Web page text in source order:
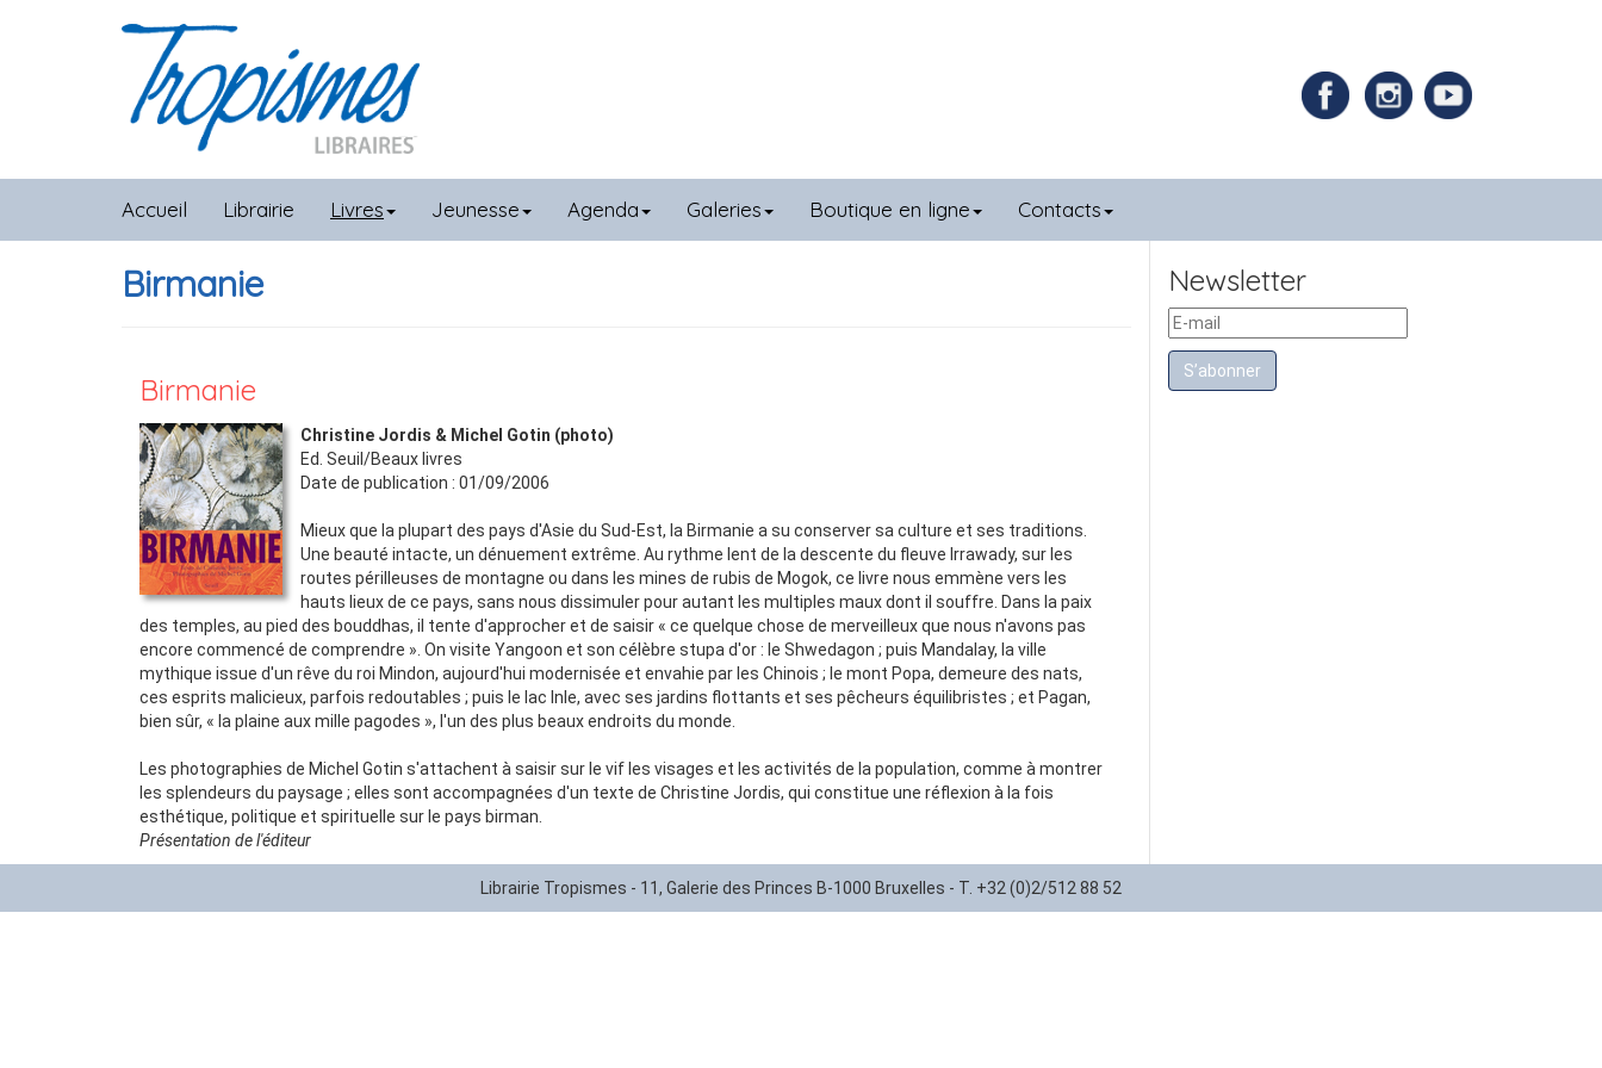
Accueil Librairie Livres Jeunesse Agenda Galeries Boutique en ligne Contacts
Birmanie
Birmanie
Christine Jordis & Michel Gotin (photo)
Ed. Seuil/Beaux livres
Date de publication : 01/09/2006
Mieux que la plupart des pays d'Asie du Sud-Est, la Birmanie a su conserver sa culture et ses traditions.
Une beauté intacte, un dénuement extrême. Au rythme lent de la descente du fleuve Irrawady, sur les
routes périlleuses de montagne ou dans les mines de rubis de Mogok, ce livre nous emmène vers les
hauts lieux de ce pays, sans nous dissimuler pour autant les multiples maux dont il souffre. Dans la paix
des temples, au pied des bouddhas, il tente d'approcher et de saisir « ce quelque chose de merveilleux que nous n'avons pas
encore commencé de comprendre ». On visite Yangoon et son célèbre stupa d'or : le Shwedagon ; puis Mandalay, la ville
mythique issue d'un rêve du roi Mindon, aujourd'hui modernisée et envahie par les Chinois ; le mont Popa, demeure des nats,
ces esprits malicieux, parfois redoutables ; puis le lac Inle, avec ses jardins flottants et ses pêcheurs équilibristes ; et Pagan,
bien sûr, « la plaine aux mille pagodes », l'un des plus beaux endroits du monde.
Les photographies de Michel Gotin s'attachent à saisir sur le vif les visages et les activités de la population, comme à montrer
les splendeurs du paysage ; elles sont accompagnées d'un texte de Christine Jordis, qui constitue une réflexion à la fois
esthétique, politique et spirituelle sur le pays birman.
Présentation de l'éditeur
Newsletter
S’abonner
Librairie Tropismes - 11, Galerie des Princes B-1000 Bruxelles - T. +32 (0)2/512 88 52